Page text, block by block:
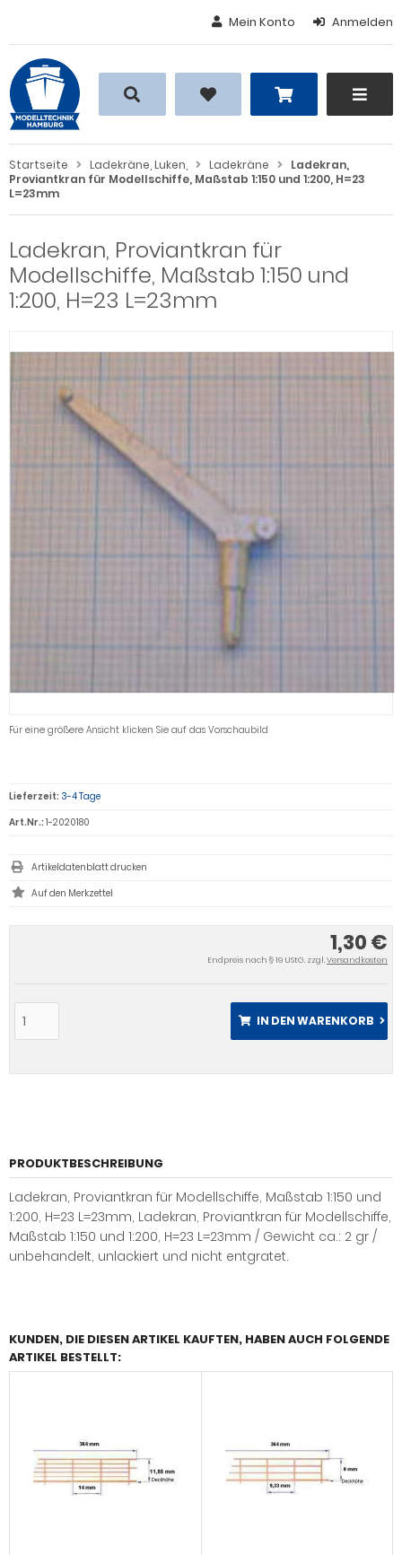
Mein Konto Anmelden
Startseite Ladekräne, Luken, Ladekräne
Ladekran,
Proviantkran für Modellschiffe, Maßstab 1:150 und 1:200, H=23
L=23mm
Ladekran, Proviantkran für
Modellschiffe, Maßstab 1:150 und
1:200, H=23 L=23mm
Für eine größere Ansicht klicken Sie auf das Vorschaubild
1,30 €
Endpreis nach § 19 UStG. zzgl.Versandkosten
IN DEN WARENKORB
Lieferzeit: 3-4 Tage
Art.Nr.: 1-2020180
Artikeldatenblatt drucken
PRODUKTBESCHREIBUNG
Ladekran, Proviantkran für Modellschiffe, Maßstab 1:150 und
1:200, H=23 L=23mm, Ladekran, Proviantkran für Modellschiffe,
Maßstab 1:150 und 1:200, H=23 L=23mm / Gewicht ca.: 2 gr /
unbehandelt, unlackiert und nicht entgratet.
KUNDEN, DIE DIESEN ARTIKEL KAUFTEN, HABEN AUCH FOLGENDE
ARTIKEL BESTELLT:
Alles anzeigen aus Boote,
Speedboote, Davits,
Rettungsboote
Alles anzeigen aus Poller, Klüsen,
Alles anzeigen aus Treppen, Leitern,
und Niedergänge